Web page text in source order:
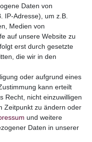
Daten von
IP-Adresse), um z.B.
Medien von
auf unsere Website zu
erst durch gesetzte
die wir in den
oder aufgrund eines
kann erteilt
Recht, nicht einzuwilligen
Zeitpunkt zu ändern oder
und weitere
Daten in unserer